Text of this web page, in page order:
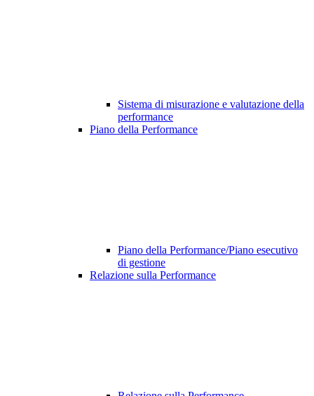
Sistema di misurazione e valutazione della
performance
Piano della Performance
Piano della Performance/Piano esecutivo
di gestione
Relazione sulla Performance